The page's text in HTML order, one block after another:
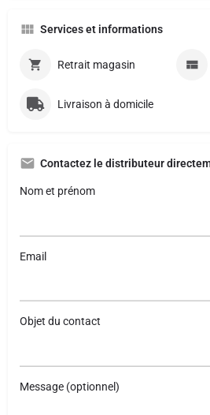
Services et informations
Retrait magasin
Livraison à domicile
Contactez le distributeur
Nom et prénom
Email
Objet du contact
Message (optionnel)